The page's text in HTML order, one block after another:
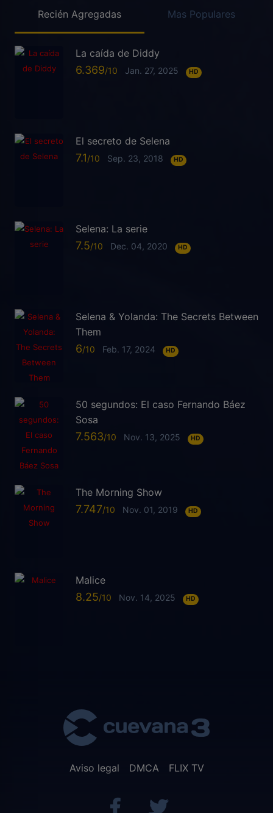
Recién Agregadas Mas Populares
La caída de Diddy
6.369 Jan. 27, 2025 HD
El secreto de Selena
7.1 Sep. 23, 2018 HD
Selena: La serie
7.5 Dec. 04, 2020 HD
Selena & Yolanda: The Secrets Between
Them
6 Feb. 17, 2024 HD
50 segundos: El caso Fernando Báez
Sosa
7.563 Nov. 13, 2025 HD
The Morning Show
7.747 Nov. 01, 2019 HD
Malice
8.25 Nov. 14, 2025 HD
Aviso legal DMCA FLIX TV